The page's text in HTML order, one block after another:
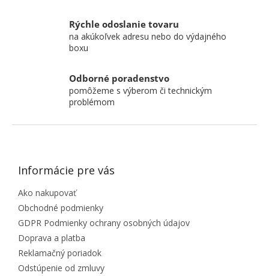
Rýchle odoslanie tovaru
na akúkoľvek adresu nebo do výdajného
boxu
Odborné poradenstvo
pomôžeme s výberom či technickým
problémom
ZÁPÄTIE
Informácie pre vás
Ako nakupovať
Obchodné podmienky
GDPR Podmienky ochrany osobných údajov
Doprava a platba
Reklamačný poriadok
Odstúpenie od zmluvy